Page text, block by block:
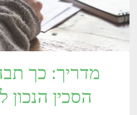
מדריך: כך
הסכין הנכון